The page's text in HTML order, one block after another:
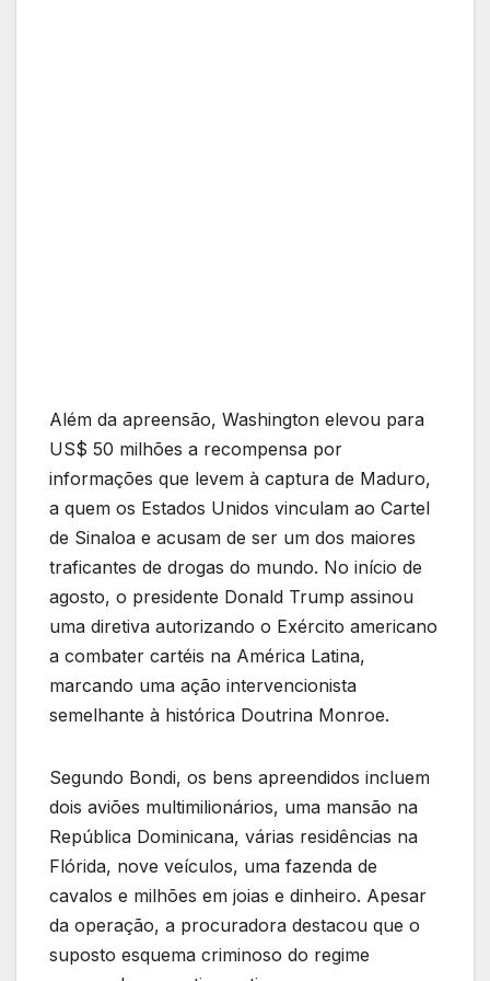
Além da apreensão, Washington elevou para
US$ 50 milhões a recompensa por
informações que levem à captura de Maduro,
a quem os Estados Unidos vinculam ao Cartel
de Sinaloa e acusam de ser um dos maiores
traficantes de drogas do mundo. No início de
agosto, o presidente Donald Trump assinou
uma diretiva autorizando o Exército americano
a combater cartéis na América Latina,
marcando uma ação intervencionista
semelhante à histórica Doutrina Monroe.
Segundo Bondi, os bens apreendidos incluem
dois aviões multimilionários, uma mansão na
República Dominicana, várias residências na
Flórida, nove veículos, uma fazenda de
cavalos e milhões em joias e dinheiro. Apesar
da operação, a procuradora destacou que o
suposto esquema criminoso do regime